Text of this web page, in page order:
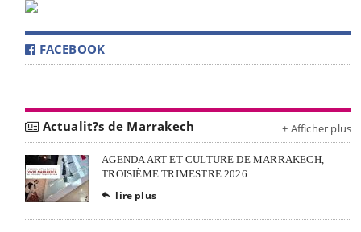
FACEBOOK
Actualit?s de Marrakech + Afficher plus
AGENDA ART ET CULTURE DE MARRAKECH,
TROISIÈME TRIMESTRE 2026
 lire plus